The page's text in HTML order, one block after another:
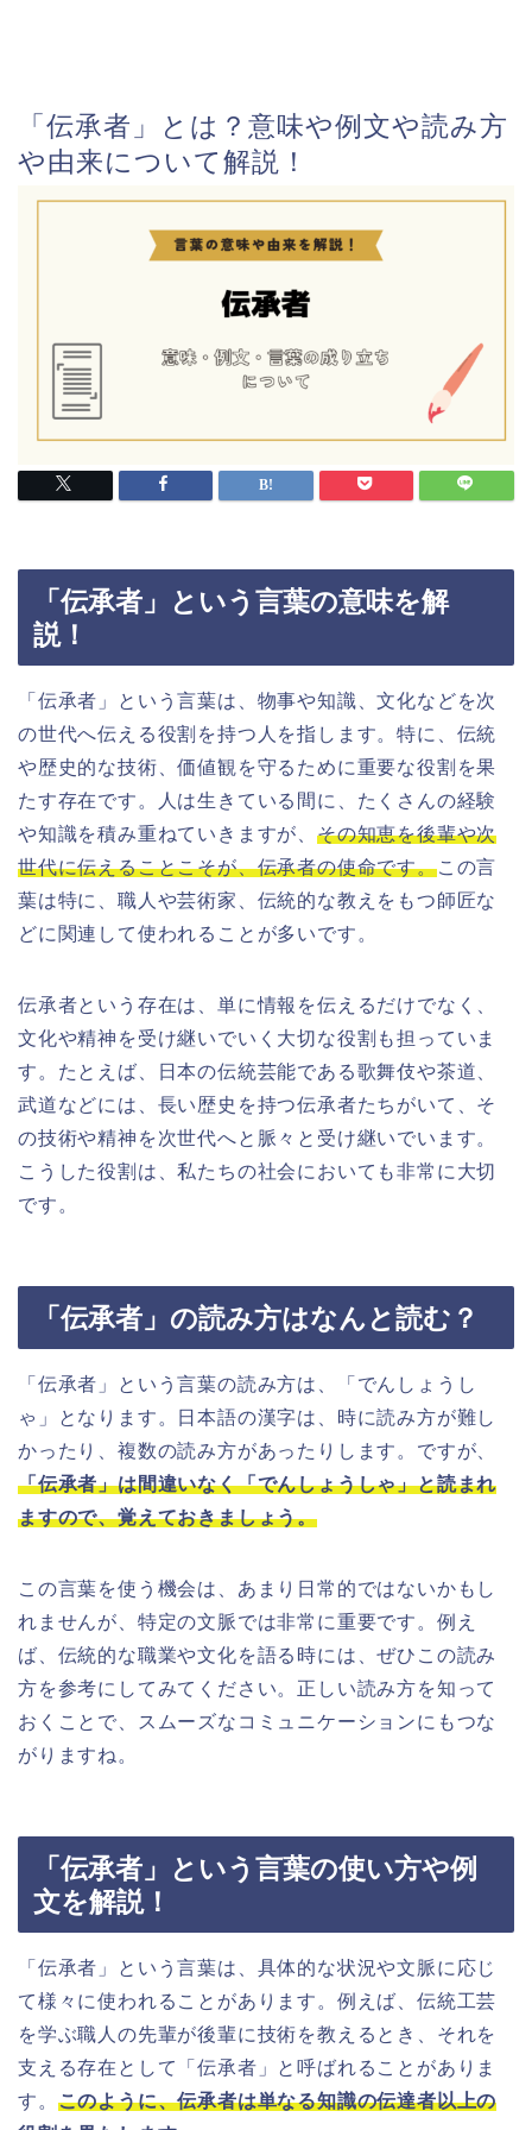
「伝承者」とは？意味や例文や読み方
や由来について解説！
「伝承者」という言葉の意味を解
説！
「伝承者」という言葉は、物事や知識、文化などを次
の世代へ伝える役割を持つ人を指します。特に、伝統
や歴史的な技術、価値観を守るために重要な役割を果
たす存在です。人は生きている間に、たくさんの経験
や知識を積み重ねていきますが、その知恵を後輩や次
世代に伝えることこそが、伝承者の使命です。この言
葉は特に、職人や芸術家、伝統的な教えをもつ師匠な
どに関連して使われることが多いです。
伝承者という存在は、単に情報を伝えるだけでなく、
文化や精神を受け継いでいく大切な役割も担っていま
す。たとえば、日本の伝統芸能である歌舞伎や茶道、
武道などには、長い歴史を持つ伝承者たちがいて、そ
の技術や精神を次世代へと脈々と受け継いでいます。
こうした役割は、私たちの社会においても非常に大切
です。
「伝承者」の読み方はなんと読む？
「伝承者」という言葉の読み方は、「でんしょうし
ゃ」となります。日本語の漢字は、時に読み方が難し
かったり、複数の読み方があったりします。ですが、
「伝承者」は間違いなく「でんしょうしゃ」と読まれ
ますので、覚えておきましょう。
この言葉を使う機会は、あまり日常的ではないかもし
れませんが、特定の文脈では非常に重要です。例え
ば、伝統的な職業や文化を語る時には、ぜひこの読み
方を参考にしてみてください。正しい読み方を知って
おくことで、スムーズなコミュニケーションにもつな
がりますね。
「伝承者」という言葉の使い方や例
文を解説！
「伝承者」という言葉は、具体的な状況や文脈に応じ
て様々に使われることがあります。例えば、伝統工芸
を学ぶ職人の先輩が後輩に技術を教えるとき、それを
支える存在として「伝承者」と呼ばれることがありま
す。 このように、伝承者は単なる知識の伝達者以上の